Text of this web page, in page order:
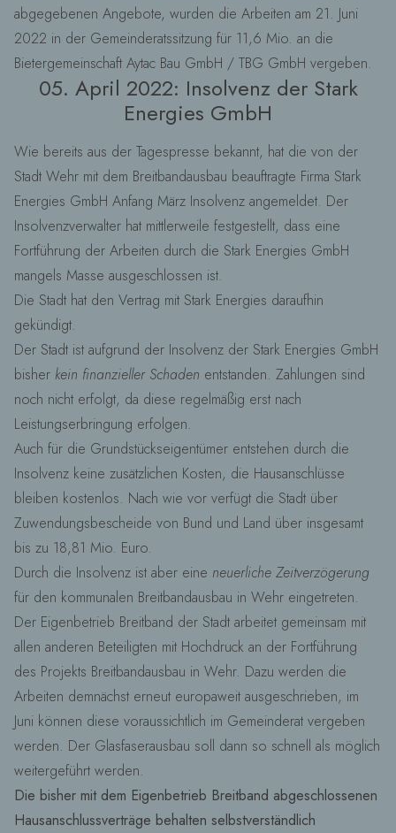
abgegebenen Angebote, wurden die Arbeiten am 21. Juni
2022 in der Gemeinderatssitzung für 11,6 Mio. an die
Bietergemeinschaft Aytac Bau GmbH / TBG GmbH vergeben.
05. April 2022: Insolvenz der Stark
Energies GmbH
Wie bereits aus der Tagespresse bekannt, hat die von der
Stadt Wehr mit dem Breitbandausbau beauftragte Firma Stark
Energies GmbH Anfang März Insolvenz angemeldet. Der
Insolvenzverwalter hat mittlerweile festgestellt, dass eine
Fortführung der Arbeiten durch die Stark Energies GmbH
mangels Masse ausgeschlossen ist.
Die Stadt hat den Vertrag mit Stark Energies daraufhin
gekündigt.
Der Stadt ist aufgrund der Insolvenz der Stark Energies GmbH
bisher kein finanzieller Schaden entstanden. Zahlungen sind
noch nicht erfolgt, da diese regelmäßig erst nach
Leistungserbringung erfolgen.
Auch für die Grundstückseigentümer entstehen durch die
Insolvenz keine zusätzlichen Kosten, die Hausanschlüsse
bleiben kostenlos. Nach wie vor verfügt die Stadt über
Zuwendungsbescheide von Bund und Land über insgesamt
bis zu 18,81 Mio. Euro.
Durch die Insolvenz ist aber eine neuerliche Zeitverzögerung
für den kommunalen Breitbandausbau in Wehr eingetreten.
Der Eigenbetrieb Breitband der Stadt arbeitet gemeinsam mit
allen anderen Beteiligten mit Hochdruck an der Fortführung
des Projekts Breitbandausbau in Wehr. Dazu werden die
Arbeiten demnächst erneut europaweit ausgeschrieben, im
Juni können diese voraussichtlich im Gemeinderat vergeben
werden. Der Glasfaserausbau soll dann so schnell als möglich
weitergeführt werden.
Die bisher mit dem Eigenbetrieb Breitband abgeschlossenen
Hausanschlussverträge behalten selbstverständlich